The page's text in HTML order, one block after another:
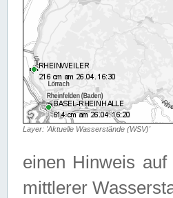
Layer: 'Aktuelle Wasserstände (WSV)'
einen Hinweis
mittlerer